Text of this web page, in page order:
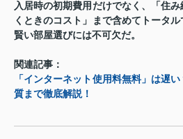
入居時の初期費用だけでなく、「住
くときのコスト」まで含めてトータ
賢い部屋選びには不可欠だ。
関連記事：
「インターネット使用料無料」は遅
質まで徹底解説！